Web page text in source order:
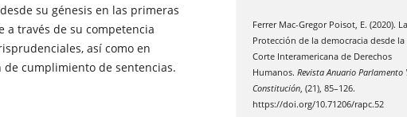
su génesis en las primeras
través de su competencia
así como en
cumplimiento de sentencias.
Ferrer Mac-Gregor Poisot, E. (2020).
Protección de la democracia desde la
Corte Interamericana de Derechos
Humanos.Revista Anuario Parlamento
Constitución, (21), 85–126.
https://doi.org/10.71206/rapc.52